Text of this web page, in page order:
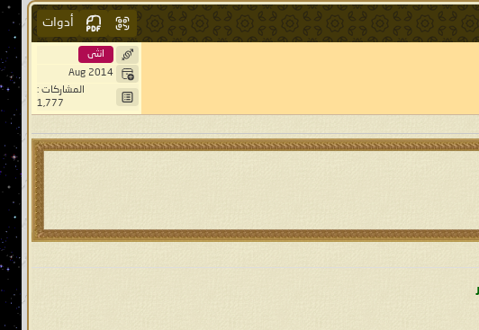
أدوات
انثى
Aug 2014
المشاركات :
1,777